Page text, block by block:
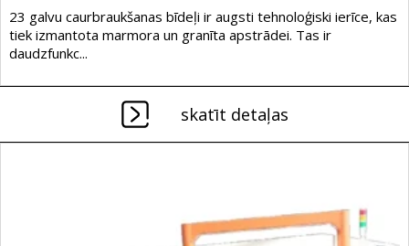
23 galvu caurbraukšanas bīdeļi ir augsti tehnoloģiski ierīce, kas
tiek izmantota marmora un granīta apstrādei. Tas ir
daudzfunkc...
skatīt detaļas